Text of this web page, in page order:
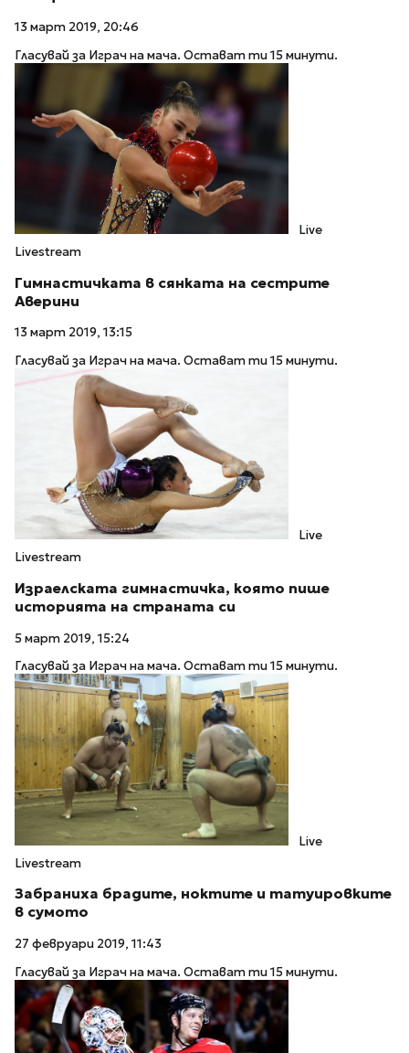
13 март 2019, 20:46
Гласувай за Играч на мача. Остават ти 15 минути.
Live
Livestream
Гимнастичката в сянката на сестрите
Аверини
13 март 2019, 13:15
Гласувай за Играч на мача. Остават ти 15 минути.
Live
Livestream
Израелската гимнастичка, която пише
историята на страната си
5 март 2019, 15:24
Гласувай за Играч на мача. Остават ти 15 минути.
Live
Livestream
Забраниха брадите, ноктите и татуировките
в сумото
27 февруари 2019, 11:43
Гласувай за Играч на мача. Остават ти 15 минути.